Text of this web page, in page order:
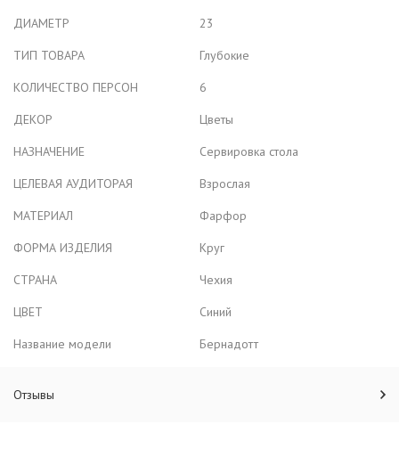
ДИАМЕТР
23
ТИП ТОВАРА
Глубокие
КОЛИЧЕСТВО ПЕРСОН
6
ДЕКОР
Цветы
НАЗНАЧЕНИЕ
Сервировка стола
ЦЕЛЕВАЯ АУДИТОРАЯ
Взрослая
МАТЕРИАЛ
Фарфор
ФОРМА ИЗДЕЛИЯ
Круг
СТРАНА
Чехия
ЦВЕТ
Синий
Название модели
Бернадотт
Отзывы